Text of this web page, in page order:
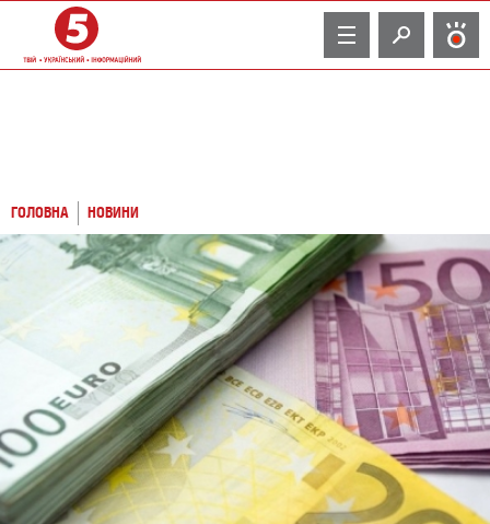
TV
ГОЛОВНА НОВИНИ